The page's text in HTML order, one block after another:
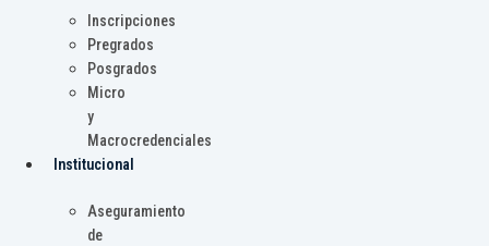
Inscripciones
Pregrados
Posgrados
Micro
y
Macrocredenciales
Institucional
Aseguramiento
de